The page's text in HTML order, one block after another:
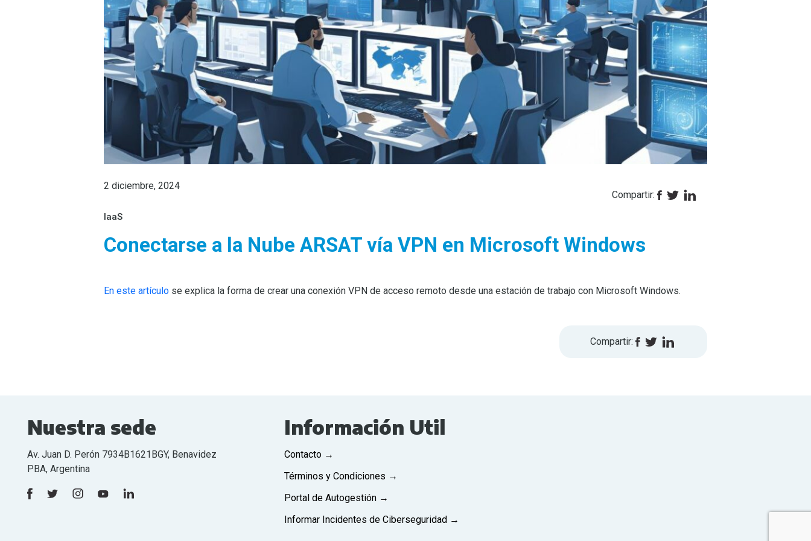
2 diciembre, 2024
Compartir:
IaaS
Conectarse a la Nube ARSAT vía VPN en Microsoft Windows
En este artículo se explica la forma de crear una conexión VPN de acceso remoto desde una estación de trabajo con Microsoft Windows.
Compartir:
Nuestra sede
Av. Juan D. Perón 7934B1621BGY, Benavidez
PBA, Argentina
Información Util
Contacto →
Términos y Condiciones →
Portal de Autogestión →
Informar Incidentes de Ciberseguridad →